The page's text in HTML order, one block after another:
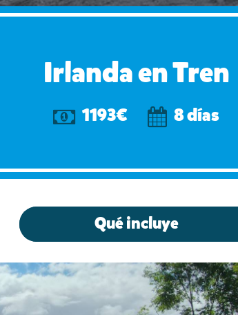
Irlanda en Tren
1193€ 8 días
Qué incluye